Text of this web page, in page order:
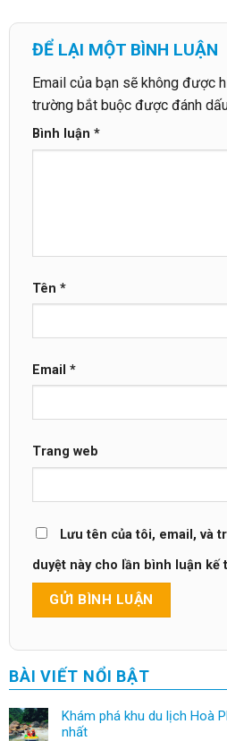
ĐỂ LẠI MỘT BÌNH LUẬN
Email của bạn sẽ không được
trường bắt buộc được đánh
Bình luận *
Tên *
Email *
Trang web
Lưu tên của tôi, email, và
duyệt này cho lần bình luận kế
BÀI VIẾT NỔI BẬT
Khám phá khu du lịch Hoà
nhất